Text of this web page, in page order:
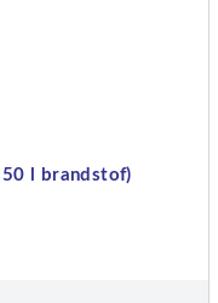
l brandstof)